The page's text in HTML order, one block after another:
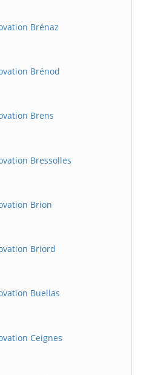
Brénaz
Brénod
Brens
Bressolles
Brion
Briord
Buellas
Ceignes